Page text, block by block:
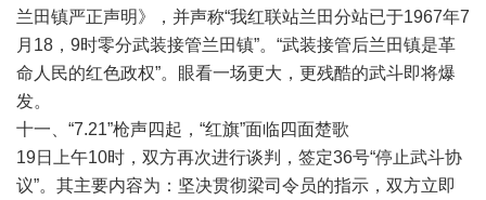
兰田镇严正声明》，并声称“我红联站兰田分站已于1967年7
月18，9时零分武装接管兰田镇”。“武装接管后兰田镇是革
命人民的红色政权”。眼看一场更大，更残酷的武斗即将爆
发。
十一、“7.21”枪声四起，“红旗”面临四面楚歌
19日上午10时，双方再次进行谈判，签定36号“停止武斗协
议”。其主要内容为：坚决贯彻梁司令员的指示，双方立即